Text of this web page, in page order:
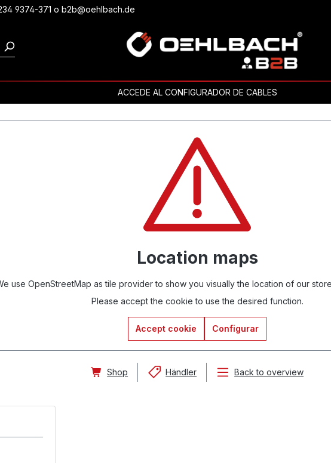
9374-371 o b2b@oehlbach.de
ACCEDE AL CONFIGURADOR DE CABLES
Location maps
use OpenStreetMap as tile provider to show you visually the location of our
Please accept the cookie to use the desired function.
Accept cookie Configurar
Shop Händler Back to overview